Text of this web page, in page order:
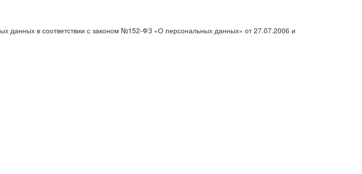
данных в соответствии с законом №152-ФЗ «О персональных данных» от 27.07.2006 и